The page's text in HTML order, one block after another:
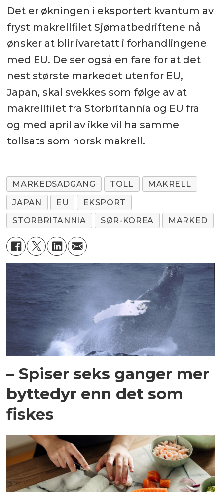
Det er økningen i eksportert kvantum av
fryst makrellfilet Sjømatbedriftene nå
ønsker at blir ivaretatt i forhandlingene
med EU. De ser også en fare for at det
nest største markedet utenfor EU,
Japan, skal svekkes som følge av at
makrellfilet fra Storbritannia og EU fra
og med april av ikke vil ha samme
tollsats som norsk makrell.
MARKEDSADGANG TOLL
MAKRELL
JAPAN
EU
EKSPORT
STORBRITANNIA
SØR-KOREA MARKED
– Spiser seks ganger mer
byttedyr enn det som
fiskes